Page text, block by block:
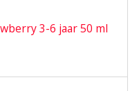
3-6 jaar 50 ml